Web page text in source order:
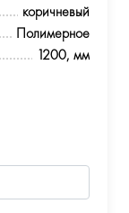
коричневый
Полимерное
1200, мм